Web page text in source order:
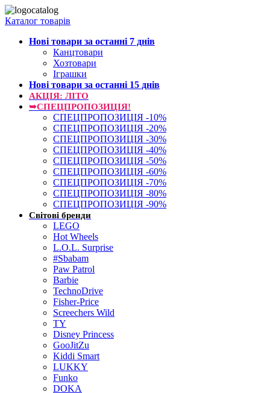
Каталог товарів
Нові товари за останнi 7 днiв
Канцтовари
Хозтовари
Іграшки
Нові товари за останнi 15 днiв
АКЦІЯ: ЛІТО
➥СПЕЦПРОПОЗИЦІЯ!
СПЕЦПРОПОЗИЦІЯ -10%
СПЕЦПРОПОЗИЦІЯ -20%
СПЕЦПРОПОЗИЦІЯ -30%
СПЕЦПРОПОЗИЦІЯ -40%
СПЕЦПРОПОЗИЦІЯ -50%
СПЕЦПРОПОЗИЦІЯ -60%
СПЕЦПРОПОЗИЦІЯ -70%
СПЕЦПРОПОЗИЦІЯ -80%
СПЕЦПРОПОЗИЦІЯ -90%
Світові бренди
LEGO
Hot Wheels
L.O.L. Surprise
#Sbabam
Paw Patrol
Barbie
TechnoDrive
Fisher-Price
Screechers Wild
TY
Disney Princess
GooJitZu
Kiddi Smart
LUKKY
Funko
DOKA